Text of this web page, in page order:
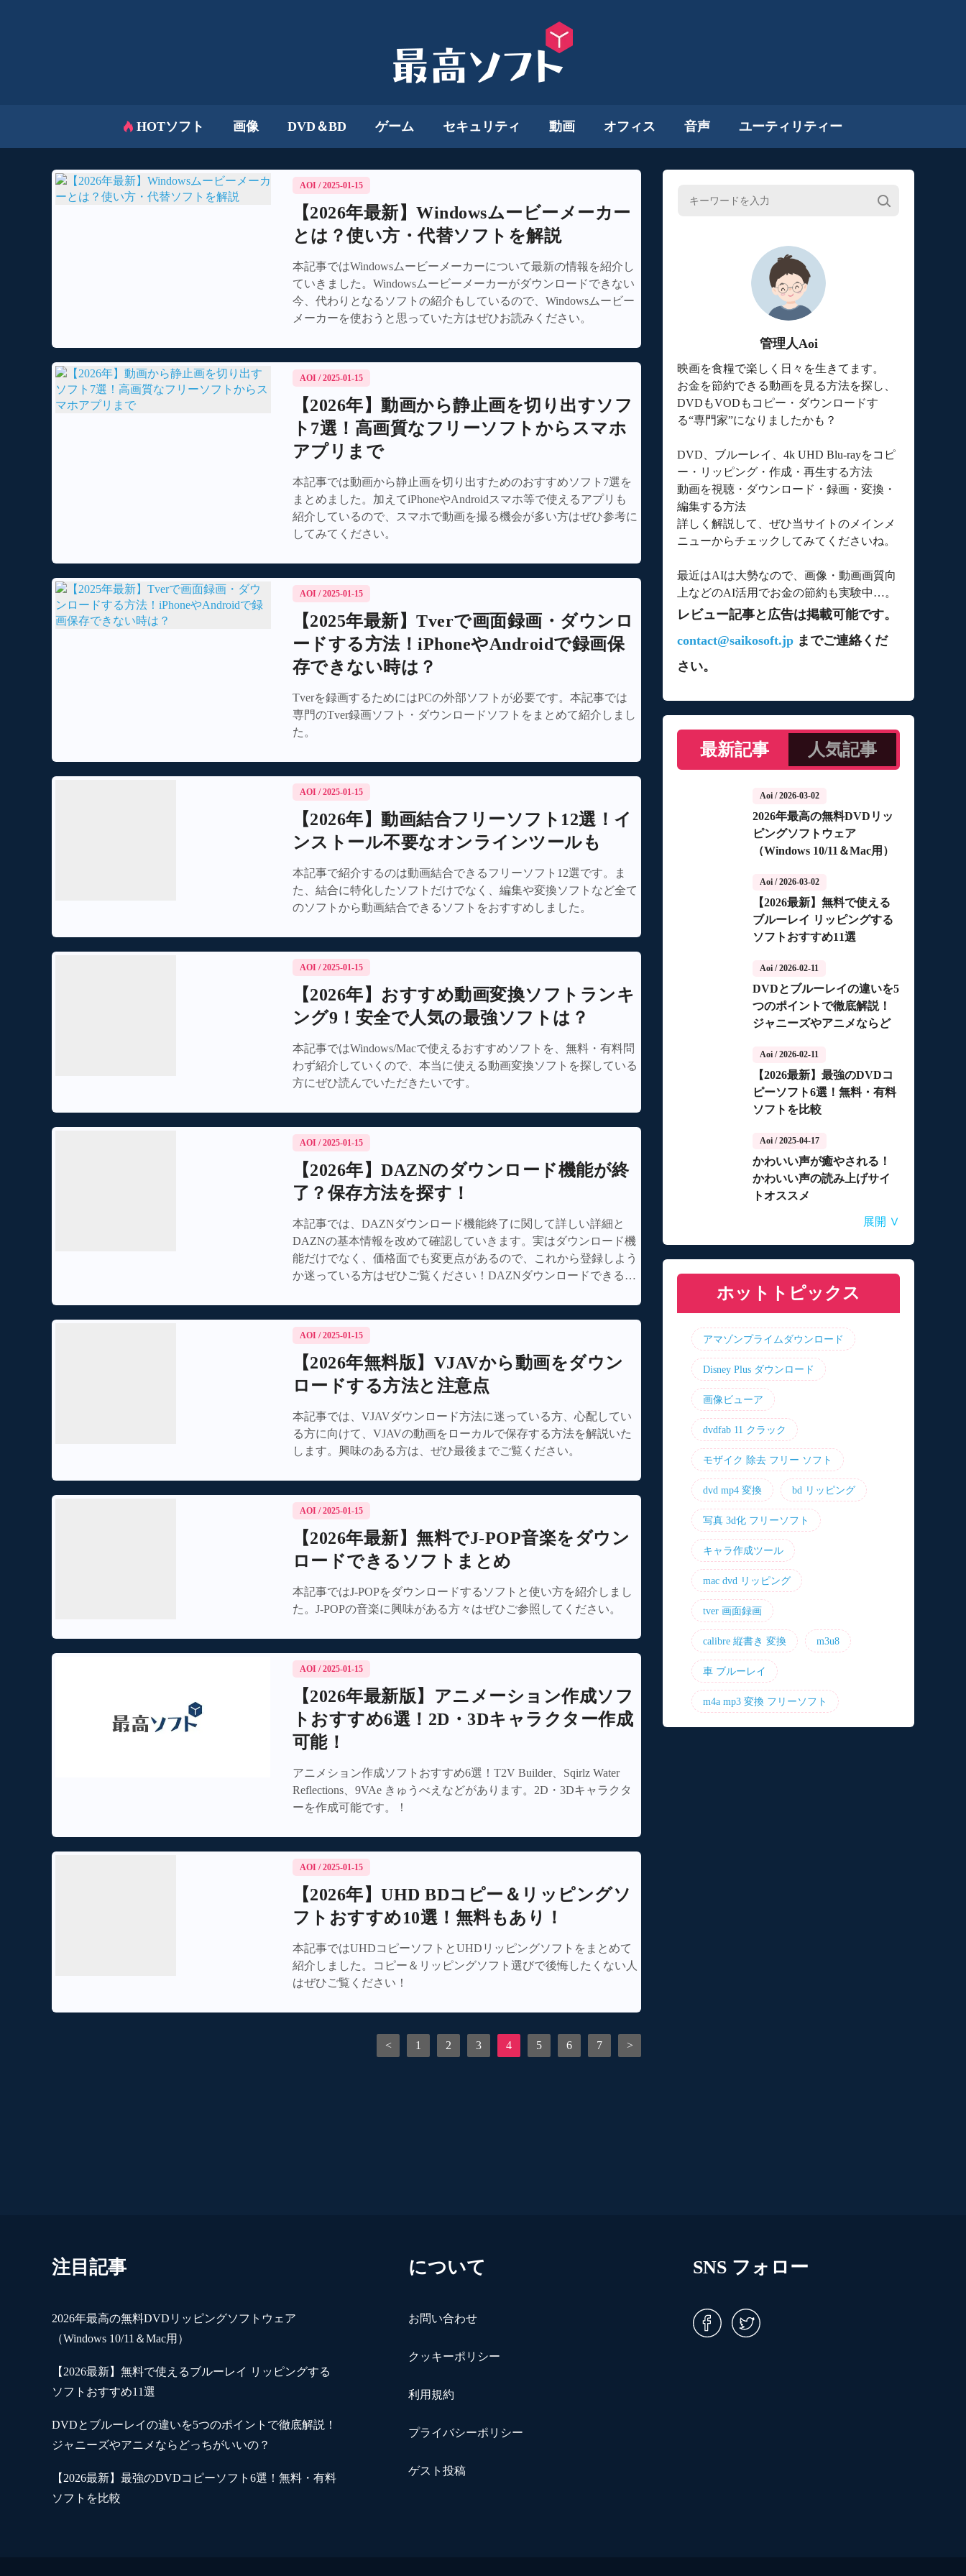
HOTソフト 画像 DVD＆BD ゲーム セキュリティ 動画 オフィス 音声 ユーティリティー
AOI / 2025-01-15
【2026年最新】Windowsムービーメーカー
とは？使い方・代替ソフトを解説
本記事ではWindowsムービーメーカーについて最新の情報を紹介し
ていきました。Windowsムービーメーカーがダウンロードできない
今、代わりとなるソフトの紹介もしているので、Windowsムービー
メーカーを使おうと思っていた方はぜひお読みください。
AOI / 2025-01-15
【2026年】動画から静止画を切り出すソフ
ト7選！高画質なフリーソフトからスマホ
アプリまで
本記事では動画から静止画を切り出すためのおすすめソフト7選を
まとめました。加えてiPhoneやAndroidスマホ等で使えるアプリも
紹介しているので、スマホで動画を撮る機会が多い方はぜひ参考に
してみてください。
AOI / 2025-01-15
【2025年最新】Tverで画面録画・ダウンロ
ードする方法！iPhoneやAndroidで録画保
存できない時は？
Tverを録画するためにはPCの外部ソフトが必要です。本記事では
専門のTver録画ソフト・ダウンロードソフトをまとめて紹介しまし
た。
AOI / 2025-01-15
【2026年】動画結合フリーソフト12選！イ
ンストール不要なオンラインツールも
本記事で紹介するのは動画結合できるフリーソフト12選です。ま
た、結合に特化したソフトだけでなく、編集や変換ソフトなど全て
のソフトから動画結合できるソフトをおすすめしました。
AOI / 2025-01-15
【2026年】おすすめ動画変換ソフトランキ
ング9！安全で人気の最強ソフトは？
本記事ではWindows/Macで使えるおすすめソフトを、無料・有料問
わず紹介していくので、本当に使える動画変換ソフトを探している
方にぜひ読んでいただきたいです。
AOI / 2025-01-15
【2026年】DAZNのダウンロード機能が終
了？保存方法を探す！
本記事では、DAZNダウンロード機能終了に関して詳しい詳細と
DAZNの基本情報を改めて確認していきます。実はダウンロード機
能だけでなく、価格面でも変更点があるので、これから登録しよう
か迷っている方はぜひご覧ください！DAZNダウンロードできるソ
AOI / 2025-01-15
【2026年無料版】VJAVから動画をダウン
ロードする方法と注意点
本記事では、VJAVダウンロード方法に迷っている方、心配してい
る方に向けて、VJAVの動画をローカルで保存する方法を解説いた
します。興味のある方は、ぜひ最後までご覧ください。
AOI / 2025-01-15
【2026年最新】無料でJ-POP音楽をダウン
ロードできるソフトまとめ
本記事ではJ-POPをダウンロードするソフトと使い方を紹介しまし
た。J-POPの音楽に興味がある方々はぜひご参照してください。
AOI / 2025-01-15
【2026年最新版】アニメーション作成ソフ
トおすすめ6選！2D・3Dキャラクター作成
可能！
アニメション作成ソフトおすすめ6選！T2V Builder、Sqirlz Water
Reflections、9VAe きゅうべえなどがあります。2D・3Dキャラクタ
ーを作成可能です。！
AOI / 2025-01-15
【2026年】UHD BDコピー＆リッピングソ
フトおすすめ10選！無料もあり！
本記事ではUHDコピーソフトとUHDリッピングソフトをまとめて
紹介しました。コピー＆リッピングソフト選びで後悔したくない人
はぜひご覧ください！
< 1 2 3 4 5 6 7 >
管理人Aoi
映画を食糧で楽しく日々を生きてます。
お金を節約できる動画を見る方法を探し、
DVDもVODもコピー・ダウンロードす
る“専門家”になりましたかも？
DVD、ブルーレイ、4k UHD Blu-rayをコピ
ー・リッピング・作成・再生する方法
動画を視聴・ダウンロード・録画・変換・
編集する方法
詳しく解説して、ぜひ当サイトのメインメ
ニューからチェックしてみてくださいね。
最近はAIは大勢なので、画像・動画画質向
上などのAI活用でお金の節約も実験中…。
レビュー記事と広告は掲載可能です。
contact@saikosoft.jp までご連絡くだ
さい。
最新記事 人気記事
Aoi / 2026-03-02
2026年最高の無料DVDリッ
ピングソフトウェア
（Windows 10/11＆Mac用）
Aoi / 2026-03-02
【2026最新】無料で使える
ブルーレイ リッピングする
ソフトおすすめ11選
Aoi / 2026-02-11
DVDとブルーレイの違いを5
つのポイントで徹底解説！
ジャニーズやアニメならど
Aoi / 2026-02-11
【2026最新】最強のDVDコ
ピーソフト6選！無料・有料
ソフトを比較
Aoi / 2025-04-17
かわいい声が癒やされる！
かわいい声の読み上げサイ
トオススメ
自動音声読み上げ無料ツー
ルランキング！使いやすさ
【2026年最新】合成音声の
フリーソフト・サイト・ア
【2026年更新】AI音声読み
上げソフト・サイト・アプ
【2026最新】TuneFabの使
い方・評判・違法性をご紹
【2026最新】ひまわり動画
のダウンロード方法
展開 ∨
ホットトピックス
アマゾンプライムダウンロード
Disney Plus ダウンロード
画像ビューア
dvdfab 11 クラック
モザイク 除去 フリー ソフト
dvd mp4 変換 bd リッピング
写真 3d化 フリーソフト
キャラ作成ツール
mac dvd リッピング
tver 画面録画
calibre 縦書き 変換 m3u8
車 ブルーレイ
m4a mp3 変換 フリーソフト
注目記事
2026年最高の無料DVDリッピングソフトウェア
（Windows 10/11＆Mac用）
【2026最新】無料で使えるブルーレイ リッピングする
ソフトおすすめ11選
DVDとブルーレイの違いを5つのポイントで徹底解説！
ジャニーズやアニメならどっちがいいの？
【2026最新】最強のDVDコピーソフト6選！無料・有料
ソフトを比較
について
お問い合わせ
クッキーポリシー
利用規約
プライバシーポリシー
ゲスト投稿
SNS フォロー